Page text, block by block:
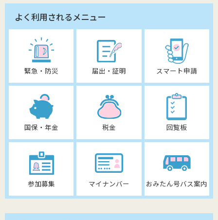
よく利用されるメニュー
緊急・防災 届出・証明 スマート申請
国保・年金 税金 回覧板
参加募集 マイナンバー おみたん号バス案内